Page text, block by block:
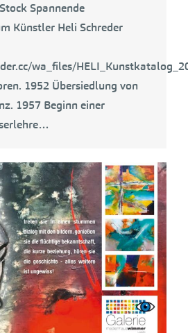
Spannende
Künstler Heli Schreder
wa_files/
1952 Übersiedlung von
1957 Beginn einer